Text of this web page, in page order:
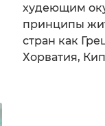
худеющим
принципы
стран как
Хорватия,